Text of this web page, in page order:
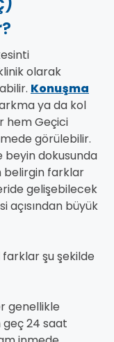
olarak
Konuşma
ya da kol
hem Geçici
görülebilir.
beyin dokusunda
belirgin farklar
gelişebilecek
açısından büyük
şu şekilde
genellikle
geç 24 saat